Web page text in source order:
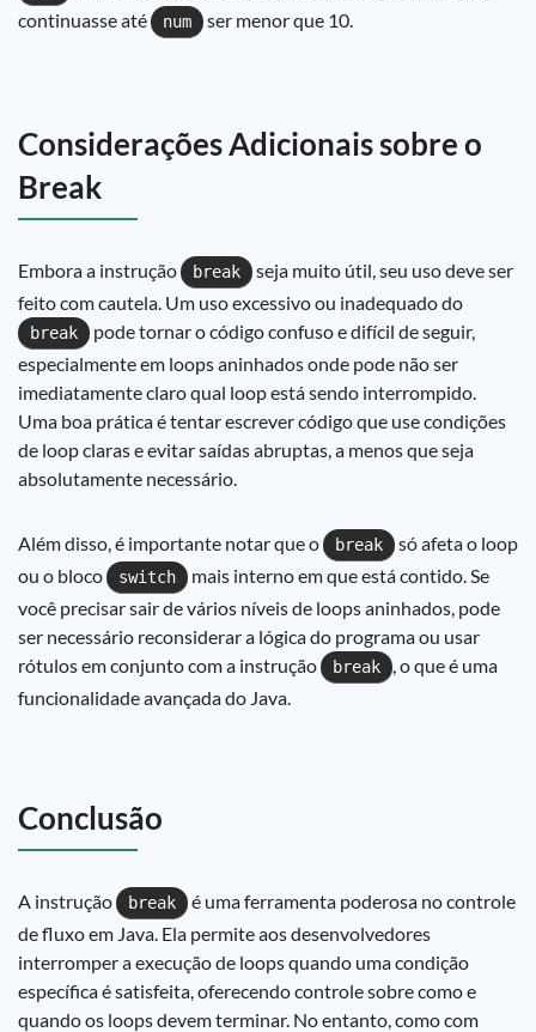
continuasse até
num ser menor que 10.
Considerações Adicionais sobre o
Break
Embora a instrução break
seja muito útil, seu uso deve ser
feito com cautela. Um uso excessivo ou inadequado do
break
pode tornar o código confuso e difícil de seguir,
especialmente em loops aninhados onde pode não ser
imediatamente claro qual loop está sendo interrompido.
Uma boa prática é tentar escrever código que use condições
de loop claras e evitar saídas abruptas, a menos que seja
absolutamente necessário.
Além disso, é importante notar que o break
só afeta o loop
ou o bloco
switch
mais interno em que está contido. Se
você precisar sair de vários níveis de loops aninhados, pode
ser necessário reconsiderar a lógica do programa ou usar
rótulos em conjunto com a instrução
break
, o que é uma
funcionalidade avançada do Java.
Conclusão
A instrução break
é uma ferramenta poderosa no controle
de fluxo em Java. Ela permite aos desenvolvedores
interromper a execução de loops quando uma condição
específica é satisfeita, oferecendo controle sobre como e
quando os loops devem terminar. No entanto, como com